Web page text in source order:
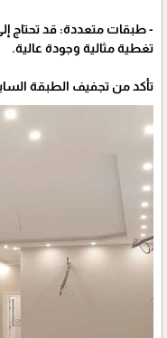
- طبقات متعددة: قد تحتاج
تغطية مثالية وجودة عالية.
تأكد من تجفيف الطبقة